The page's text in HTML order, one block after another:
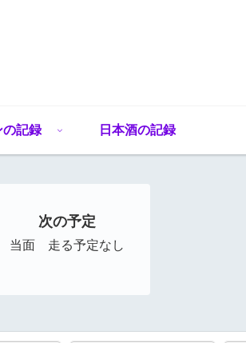
の記録 日本酒の記録
次の予定
当面 走る予定なし